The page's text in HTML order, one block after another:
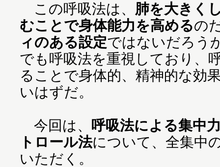
この呼吸法は、 肺を大きく
むことで身体能力を高めるの
ィのある設定ではないだろう
でも呼吸法を重視しており、
ることで身体的、精神的な効
いはずだ。
今回は、 呼吸法による集中
トロール法について、全集中
いただく。